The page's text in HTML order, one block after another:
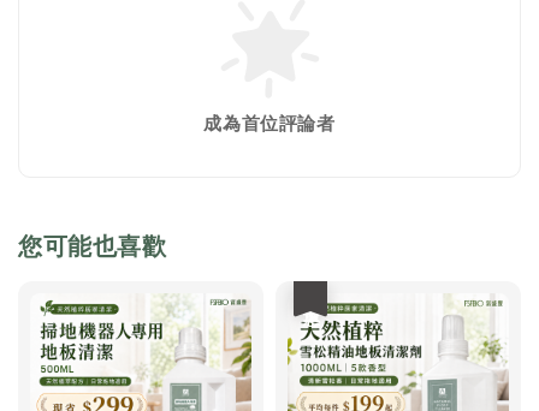
成為首位評論者
您可能也喜歡